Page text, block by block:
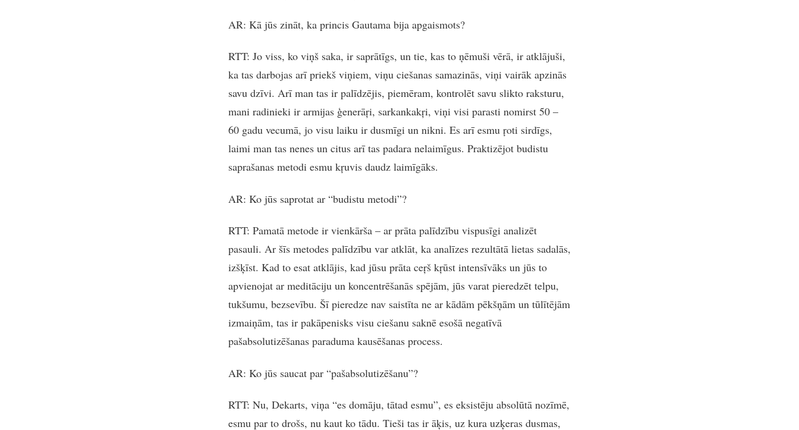
AR: Kā jūs zināt, ka princis Gautama bija apgaismots?
RTT: Jo viss, ko viņš saka, ir saprātīgs, un tie, kas to ņēmuši vērā, ir atklājuši,
ka tas darbojas arī priekš viņiem, viņu ciešanas samazinās, viņi vairāk apzinās
savu dzīvi. Arī man tas ir palīdzējis, piemēram, kontrolēt savu slikto raksturu,
mani radinieki ir armijas ģenerāŗi, sarkankakŗi, viņi visi parasti nomirst 50 –
60 gadu vecumā, jo visu laiku ir dusmīgi un nikni. Es arī esmu ŗoti sirdīgs,
laimi man tas nenes un citus arī tas padara nelaimīgus. Praktizējot budistu
saprašanas metodi esmu kŗuvis daudz laimīgāks.
AR: Ko jūs saprotat ar “budistu metodi”?
RTT: Pamatā metode ir vienkārša – ar prāta palīdzību vispusīgi analizēt
pasauli. Ar šīs metodes palīdzību var atklāt, ka analīzes rezultātā lietas sadalās,
izšķīst. Kad to esat atklājis, kad jūsu prāta ceŗš kŗūst intensīvāks un jūs to
apvienojat ar meditāciju un koncentrēšanās spējām, jūs varat pieredzēt telpu,
tukšumu, bezsevību. Šī pieredze nav saistīta ne ar kādām pēkšņām un tūlītējām
izmaiņām, tas ir pakāpenisks visu ciešanu saknē esošā negatīvā
pašabsolutizēšanas paraduma kausēšanas process.
AR: Ko jūs saucat par “pašabsolutizēšanu”?
RTT: Nu, Dekarts, viņa “es domāju, tātad esmu”, es eksistēju absolūtā nozīmē,
esmu par to drošs, nu kaut ko tādu. Tieši tas ir āķis, uz kura uzķeras dusmas,